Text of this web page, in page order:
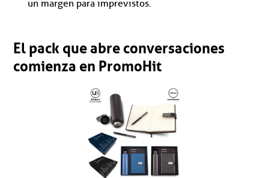
un margen para imprevistos.
El pack que abre conversaciones
comienza en PromoHit